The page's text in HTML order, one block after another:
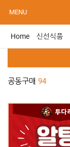
MENU
Home 신선식품
공동구매 94